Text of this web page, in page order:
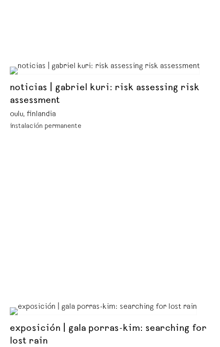
noticias | gabriel kuri: risk assessing risk
assessment
oulu, finlandia
instalación permanente
exposición | gala porras-kim: searching for
lost rain